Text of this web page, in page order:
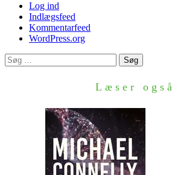
Log ind
Indlægsfeed
Kommentarfeed
WordPress.org
Søg
efter:
Læser også